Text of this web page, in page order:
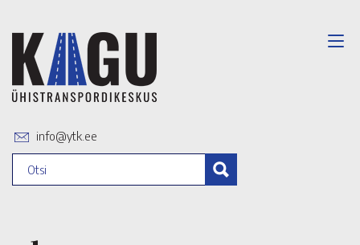
info@ytk.ee